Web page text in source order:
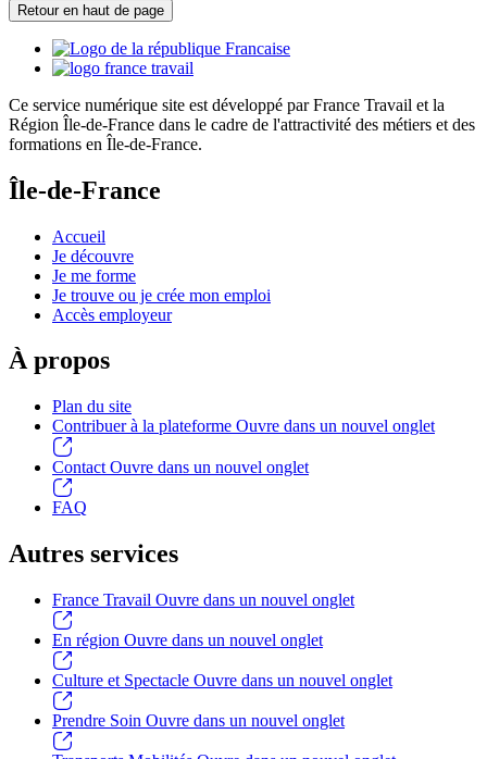
Retour en haut de page
Ce service numérique site est développé par France Travail et la
Région Île-de-France dans le cadre de l'attractivité des métiers et des
formations en Île-de-France.
Île-de-France
Accueil
Je découvre
Je me forme
Je trouve ou je crée mon emploi
Accès employeur
À propos
Plan du site
Contribuer à la plateforme Ouvre dans un nouvel onglet
Contact Ouvre dans un nouvel onglet
FAQ
Autres services
France Travail Ouvre dans un nouvel onglet
En région Ouvre dans un nouvel onglet
Culture et Spectacle Ouvre dans un nouvel onglet
Prendre Soin Ouvre dans un nouvel onglet